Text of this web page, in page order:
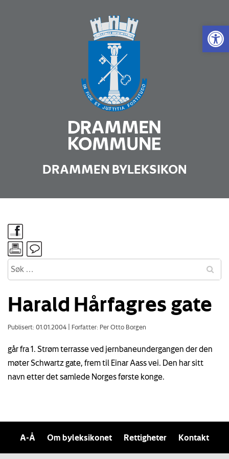
Vis
DRAMMEN BYLEKSIKON
Harald Hårfagres gate
Publisert: 01.01.2004 Forfatter: Per Otto Borgen
går fra 1. Strøm terrasse ved jernbaneundergangen der den
møter Schwartz gate, frem til Einar Aass vei. Den har sitt
navn etter det samlede Norges første konge.
A-Å Om byleksikonet Rettigheter Kontakt